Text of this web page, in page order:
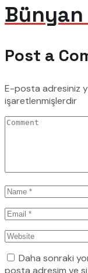
Bünyan
Post a
E-posta adresiniz
işaretlenmişlerdir
Daha sonraki
posta adresim ve